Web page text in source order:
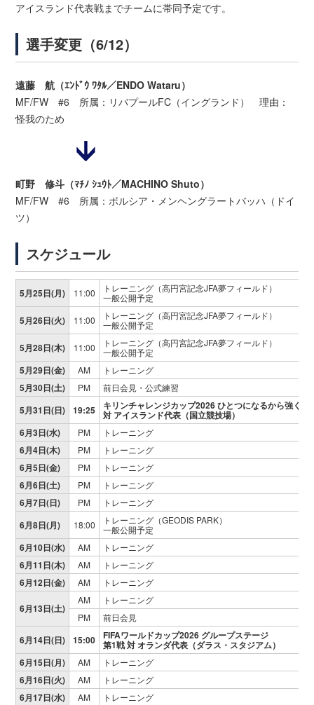
アイスランド代表戦までチームに帯同予定です。
選手変更（6/12）
遠藤 航（ｴﾝﾄﾞｳ ﾜﾀﾙ／ENDO Wataru）
MF/FW #6 所属：リバプールFC（イングランド） 理由：
怪我のため
町野 修斗（ﾏﾁﾉ ｼｭｳﾄ／MACHINO Shuto）
MF/FW #6 所属：ボルシア・メンヘングラートバッハ（ドイ
ツ）
スケジュール
5月25日(月) 11:00
トレーニング（高円宮記念JFA夢フィールド）
一般公開予定
5月26日(火) 11:00
トレーニング（高円宮記念JFA夢フィールド）
一般公開予定
5月28日(木) 11:00
トレーニング（高円宮記念JFA夢フィールド）
一般公開予定
5月29日(金) AM トレーニング
5月30日(土) PM 前日会見・公式練習
5月31日(日) 19:25 キリンチャレンジカップ2026 ひとつになるから強くな
対 アイスランド代表（国立競技場）
6月3日(水)
PM トレーニング
6月4日(木) PM トレーニング
6月5日(金) PM トレーニング
6月6日(土) PM トレーニング
6月7日(日) PM トレーニング
6月8日(月) 18:00
トレーニング（GEODIS PARK）
一般公開予定
6月10日(水) AM トレーニング
6月11日(木) AM トレーニング
6月12日(金) AM トレーニング
6月13日(土)
AM
トレーニング
PM
前日会見
6月14日(日) 15:00 FIFAワールドカップ2026 グループステージ
第1戦 対 オランダ代表（ダラス・スタジアム）
6月15日(月)
AM トレーニング
6月16日(火) AM トレーニング
6月17日(水) AM トレーニング